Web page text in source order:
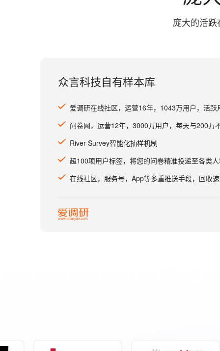
庞大的活
众言科技自有样本库
爱调研在线社区，运营16年，1043万用户，活
问卷网，运营12年，3000万用户，每天与200万
River Survey智能化抽样机制
超100项用户标签，将您的问卷精准投递至各类
在线社区，服务号，App等多重推送手段，回收